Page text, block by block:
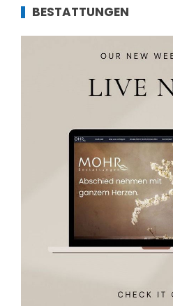
BESTATTUNGEN